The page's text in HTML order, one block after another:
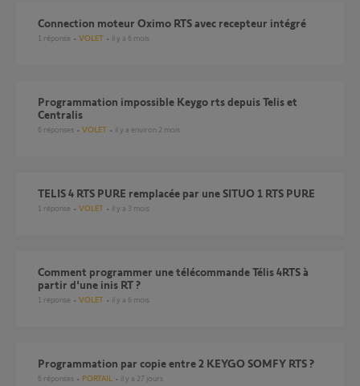
Connection moteur Oximo RTS avec recepteur intégré
1 réponse VOLET il y a 6 mois
Programmation impossible Keygo rts depuis Telis et
Centralis
6 réponses VOLET il y a environ 2 mois
TELIS 4 RTS PURE remplacée par une SITUO 1 RTS PURE
1 réponse VOLET il y a 3 mois
comment programmer une télécommande Télis 4RTS à
partir d'une inis RT ?
1 réponse VOLET il y a 6 mois
Programmation par copie entre 2 KEYGO SOMFY RTS ?
6 réponses PORTAIL il y a 27 jours